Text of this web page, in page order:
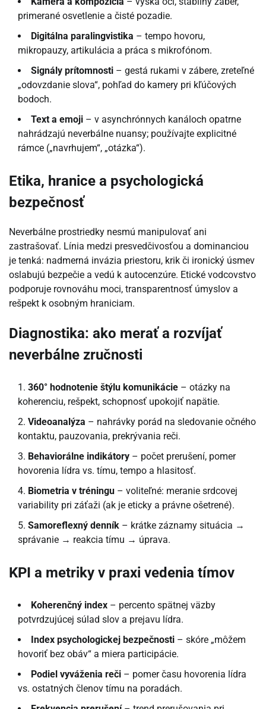
primerané osvetlenie a čisté pozadie.
Digitálna paralingvistika – tempo hovoru,
mikropauzy, artikulácia a práca s mikrofónom.
Signály prítomnosti – gestá rukami v zábere, zreteľné
„odovzdanie slova“, pohľad do kamery pri kľúčových
bodoch.
Text a emoji – v asynchrónnych kanáloch opatrne
nahrádzajú neverbálne nuansy; používajte explicitné
rámce („navrhujem“, „otázka“).
Etika, hranice a psychologická
bezpečnosť
Neverbálne prostriedky nesmú manipulovať ani
zastrašovať. Línia medzi presvedčivosťou a dominanciou
je tenká: nadmerná invázia priestoru, krik či ironický úsmev
oslabujú bezpečie a vedú k autocenzúre. Etické vodcovstvo
podporuje rovnováhu moci, transparentnosť úmyslov a
rešpekt k osobným hraniciam.
Diagnostika: ako merať a rozvíjať
neverbálne zručnosti
360° hodnotenie štýlu komunikácie – otázky na
koherenciu, rešpekt, schopnosť upokojiť napätie.
Videoanalýza – nahrávky porád na sledovanie očného
kontaktu, pauzovania, prekrývania reči.
Behaviorálne indikátory – počet prerušení, pomer
hovorenia lídra vs. tímu, tempo a hlasitosť.
Biometria v tréningu – voliteľné: meranie srdcovej
variability pri záťaži (ak je eticky a právne ošetrené).
Samoreflexný denník – krátke záznamy situácia →
správanie → reakcia tímu → úprava.
KPI a metriky v praxi vedenia tímov
Koherenčný index – percento spätnej väzby
potvrdzujúcej súlad slov a prejavu lídra.
Index psychologickej bezpečnosti – skóre „môžem
hovoriť bez obáv“ a miera participácie.
Podiel vyváženia reči – pomer času hovorenia lídra
vs. ostatných členov tímu na poradách.